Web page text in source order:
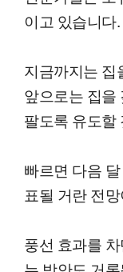
이고 있습니다.
지금까지는 집
앞으로는 집을
팔도록 유도할
빠르면 다음
표될 거란 전
풍선 효과를